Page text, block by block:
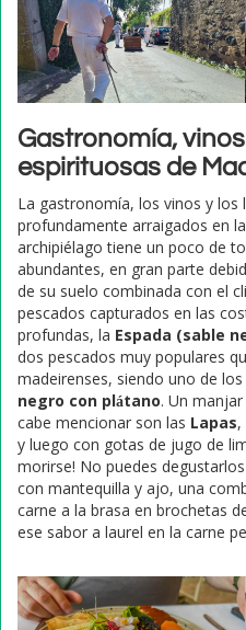
Gastronomía,
espirituosas de
La gastronomía, los vinos y los
profundamente arraigados en
archipiélago tiene un poco de
abundantes, en gran parte
de su suelo combinada con el
pescados capturados en las
profundas, la Espada (sable
dos pescados muy populares
madeirenses, siendo uno de
negro con plátano. Un
cabe mencionar son las Lapas,
y luego con gotas de jugo de
morirse! No puedes
con mantequilla y ajo, una
carne a la brasa en brochetas
ese sabor a laurel en la carne